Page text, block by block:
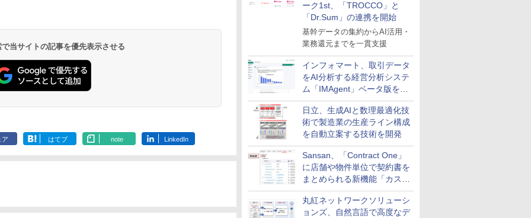
ーク1st、「TROCCO」と
「Dr.Sum」の連携を開始
基幹データの集約からAI活用・
業務還元までを一貫支援
インフォマート、取引データ
をAI分析する経営分析システ
ム「IMAgent」ベータ版を提
供
日立、生成AIと数理最適化技
術で製造業の生産ライン構成
を自動立案する技術を開発
Sansan、「Contract One」
に店舗や物件単位で契約書を
まとめられる新機能「カスタ
ム契約ツリー」を追加
丸紅ネットワークソリューシ
ョンズ、自然言語で高度なデ
当サイトの記事を優先表示させる
ア はてブ note LinkedIn